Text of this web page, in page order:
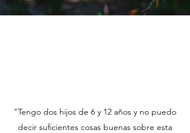
"Tengo dos hijos de 6 y 12 años y no puedo
decir suficientes cosas buenas sobre esta